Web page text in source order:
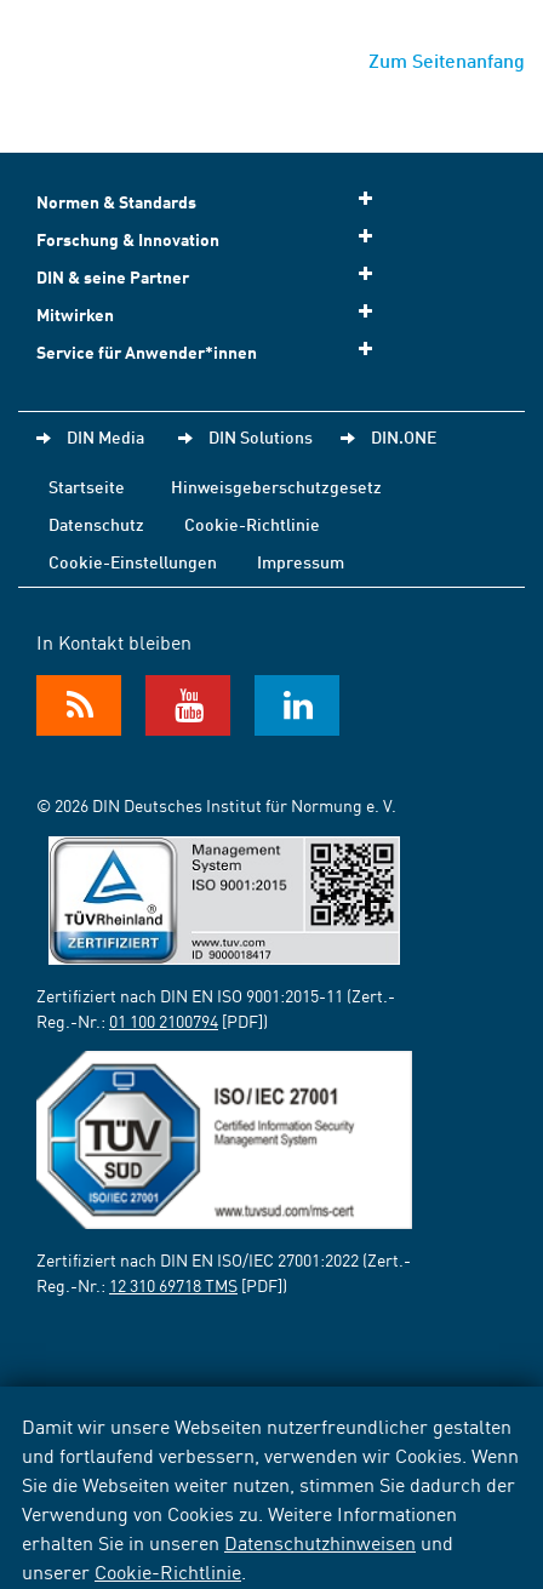
Damit wir unsere Webseiten nutzerfreundlicher gestalten
und fortlaufend verbessern, verwenden wir Cookies. Wenn
Sie die Webseiten weiter nutzen, stimmen Sie dadurch der
Verwendung von Cookies zu. Weitere Informationen
erhalten Sie in unseren Datenschutzhinweisen und
unserer Cookie-Richtlinie
Zum Seitenanfang
Normen & Standards
Forschung & Innovation
DIN & seine Partner
Mitwirken
Service für Anwender*innen
DIN Media DIN Solutions DIN.ONE
Startseite
Hinweisgeberschutzgesetz
Datenschutz
Cookie-Richtlinie
Cookie-Einstellungen
Impressum
In Kontakt bleiben
© 2026 DIN Deutsches Institut für Normung e. V.
Zertifiziert nach DIN EN ISO 9001:2015-11 (Zert.-
Reg.-Nr.: 01 100 2100794 [PDF])
Zertifiziert nach DIN EN ISO/IEC 27001:2022 (Zert.-
Reg.-Nr.: 12 310 69718 TMS [PDF])